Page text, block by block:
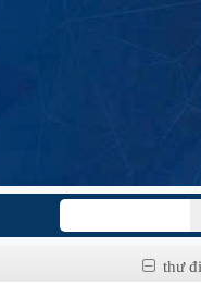
thư